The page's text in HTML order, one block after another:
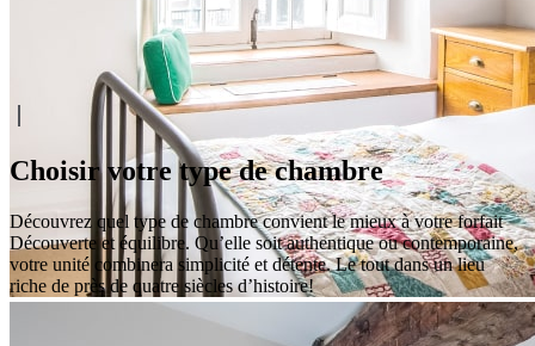
Choisir votre type de chambre
Découvrez quel type de chambre convient le mieux à votre forfait
Découverte et équilibre. Qu’elle soit authentique ou contemporaine,
votre unité combinera simplicité et détente. Le tout dans un lieu
riche de près de quatre siècles d’histoire!